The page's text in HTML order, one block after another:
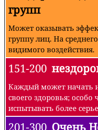
групп
Может оказывать
группу лиц. На
видимого воздействия.
151-200
Каждый может начать
своего здоровья;
испытывать более
201-300 Очень